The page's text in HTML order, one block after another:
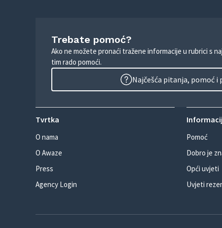
Trebate pomoć?
Ako ne možete pronaći tražene informacije u rubrici s
tim rado pomoći.
Najčešća pitanja, pomoć i
Tvrtka
O nama
O Awaze
Press
Agency Login
Pomoć
Dobro je
Opći uvjeti
Uvjeti